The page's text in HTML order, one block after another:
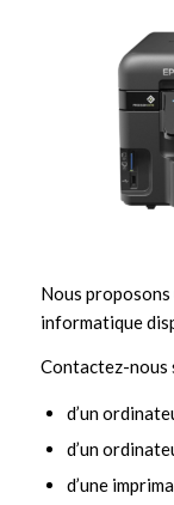
Nous
informatique
Contactez-nous
d’un
d’un
d’une